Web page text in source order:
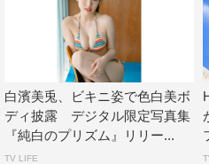
白濱美兎、ビキニ姿で色白美ボ
ディ披露 デジタル限定写真集
『純白のプリズム』リリー...
TV LIFE